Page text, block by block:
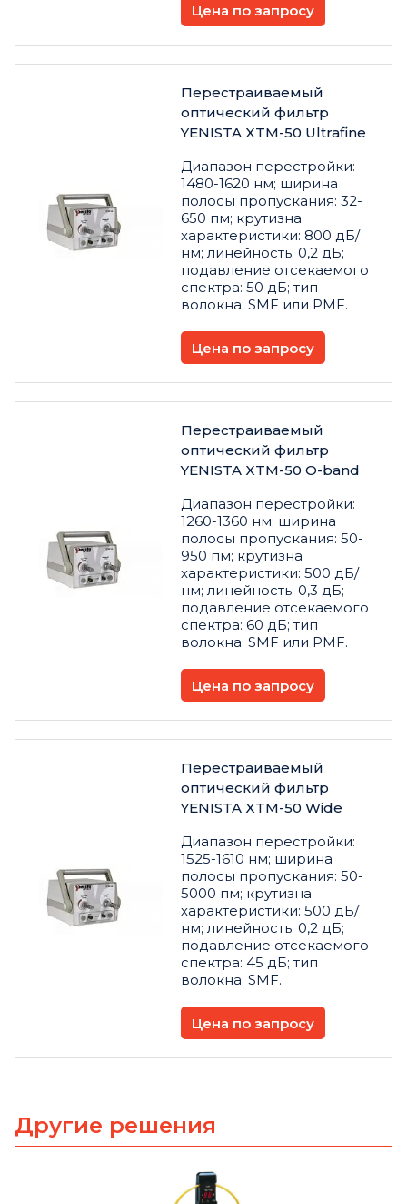
Цена по запросу
Перестраиваемый
оптический фильтр
YENISTA XTM-50 Ultrafine
Диапазон перестройки:
1480-1620 нм; ширина
полосы пропускания: 32-
650 пм; крутизна
характеристики: 800 дБ/
нм; линейность: 0,2 дБ;
подавление отсекаемого
спектра: 50 дБ; тип
волокна: SMF или PMF.
Цена по запросу
Перестраиваемый
оптический фильтр
YENISTA XTM-50 O-band
Диапазон перестройки:
1260-1360 нм; ширина
полосы пропускания: 50-
950 пм; крутизна
характеристики: 500 дБ/
нм; линейность: 0,3 дБ;
подавление отсекаемого
спектра: 60 дБ; тип
волокна: SMF или PMF.
Цена по запросу
Перестраиваемый
оптический фильтр
YENISTA XTM-50 Wide
Диапазон перестройки:
1525-1610 нм; ширина
полосы пропускания: 50-
5000 пм; крутизна
характеристики: 500 дБ/
нм; линейность: 0,2 дБ;
подавление отсекаемого
спектра: 45 дБ; тип
волокна: SMF.
Цена по запросу
Другие решения